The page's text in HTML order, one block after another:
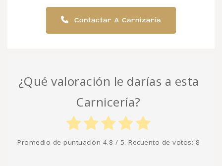
Contactar A Carnizaría
¿Qué valoración le darías a esta
Carnicería?
Promedio de puntuación 4.8 / 5. Recuento de votos: 8